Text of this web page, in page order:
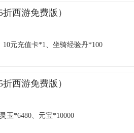
西游免费版）
10元充值卡*1、坐骑经验丹*100
西游免费版）
玉*6480、元宝*10000